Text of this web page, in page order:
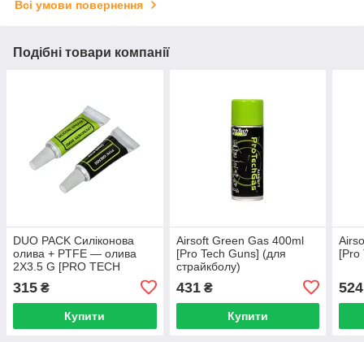
Всі умови повернення
Подібні товари компанії
DUO PACK Силіконова
олива + PTFE — олива
2X3.5 G [PRO TECH
GUNS] [PRO TECH GUNS]
(для страйкболу)
315 ₴
Купити
Airsoft Green Gas 400ml
[Pro Tech Guns] (для
страйкболу)
431₴
Купити
[Pro
524